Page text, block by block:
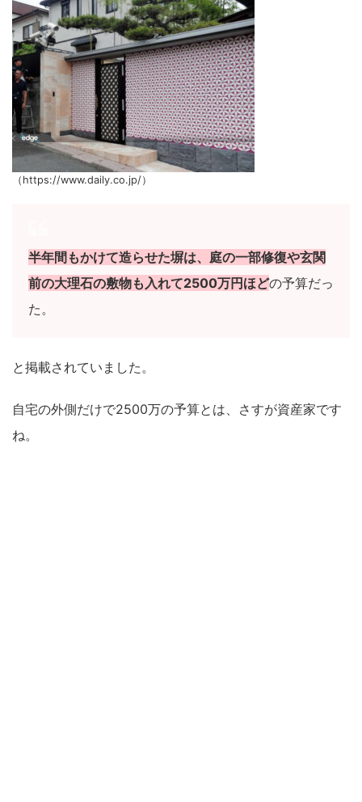
（https://www.daily.co.jp/）
半年間もかけて造らせた塀は、庭の一部修復や玄関
前の大理石の敷物も入れて2500万円ほどの予算だっ
た。
と掲載されていました。
自宅の外側だけで2500万の予算とは、さすが資産家です
ね。